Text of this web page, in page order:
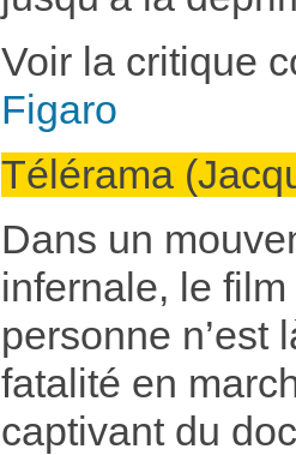
Voir la critique
Figaro
Télérama
Dans un
infernale, le
personne n’est
fatalité en
captivant du